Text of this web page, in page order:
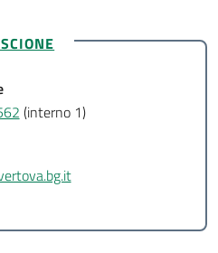
(interno 1)